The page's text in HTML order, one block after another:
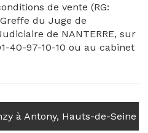
de vente (RG:
du Juge de
de NANTERRE, sur
40-97-10-10 ou au cabinet
à Antony, Hauts-de-Seine